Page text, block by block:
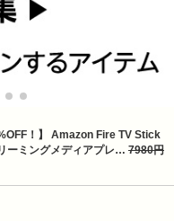
！】 Amazon Fire TV Stick
ーミングメディアプレ… 7980円